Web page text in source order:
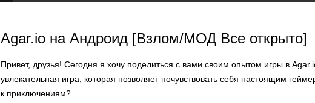
Agar.io на Андроид [Взлом/МОД Все открыто]
Привет, друзья! Сегодня я хочу поделиться с вами своим опытом игры в
увлекательная игра, которая позволяет почувствовать себя настоящим
к приключениям?